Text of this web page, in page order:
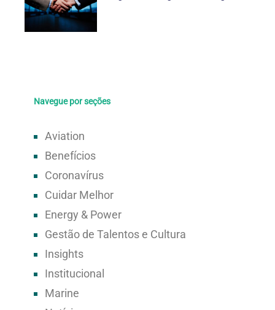
Navegue por seções
Aviation
Benefícios
Coronavírus
Cuidar Melhor
Energy & Power
Gestão de Talentos e Cultura
Insights
Institucional
Marine